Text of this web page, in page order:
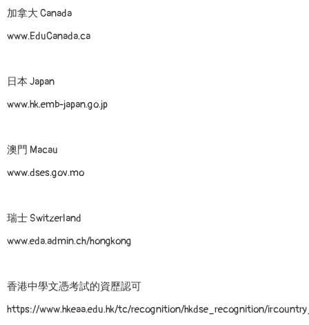
加拿大 Canada
www.EduCanada.ca
日本 Japan
www.hk.emb-japan.go.jp
澳門 Macau
www.dses.gov.mo
瑞士 Switzerland
www.eda.admin.ch/hongkong
香港中學文憑考試的資歷認可
https://www.hkeaa.edu.hk/tc/recognition/hkdse_recognition/